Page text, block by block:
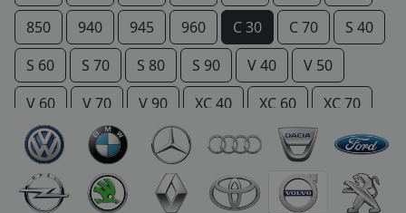
B2B - COLABORARE COMPANII
CONT
CONTACT
COS ( 0 PRODUSE)
850
940 945 960 C 30 C 70
S 40
S 60
S 70 S 80 S 90 V 40
V 50
V 60
V 70 V 90 XC 40 XC 60
XC 70
XC 90